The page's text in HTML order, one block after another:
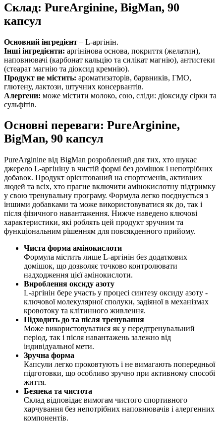
Склад: PureArginine, BigMan, 90
капсул
Основний інгредієнт – L-аргінін.
Інші інгредієнти: аргінінова основа, покриття (желатин),
наповнювачі (карбонат кальцію та силікат магнію), антистеки
(стеарат магнію та діоксид кремнію).
Продукт не містить: ароматизаторів, барвників, ГМО,
глютену, лактози, штучних консервантів.
Алергени: може містити молоко, сою, сліди: діоксиду сірки та
сульфітів.
Основні переваги: PureArginine,
BigMan, 90 капсул
PureArginine від BigMan розроблений для тих, хто шукає
джерело L-аргініну в чистій формі без домішок і непотрібних
добавок. Продукт орієнтований на спортсменів, активних
людей та всіх, хто прагне включити амінокислотну підтримку
у свою тренувальну програму. Формула легко поєднується з
іншими добавками та може використовуватися як до, так і
після фізичного навантаження. Нижче наведено ключові
характеристики, які роблять цей продукт зручним та
функціональним рішенням для повсякденного прийому.
Чиста форма амінокислоти
Формула містить лише L-аргінін без додаткових
домішок, що дозволяє точково контролювати
надходження цієї амінокислоти.
Вироблення оксиду азоту
L-аргінін бере участь у процесі синтезу оксиду азоту -
ключової молекулярної сполуки, задіяної в механізмах
кровотоку та клітинного живлення.
Підходить до та після тренування
Може використовуватися як у передтренувальний
період, так і після навантажень залежно від
індивідуальної мети.
Зручна форма
Капсули легко проковтують і не вимагають попередньої
підготовки, що особливо зручно при активному способі
життя.
Безпека та чистота
Склад відповідає вимогам чистого спортивного
харчування без непотрібних наповнювачів і алергенних
компонентів.